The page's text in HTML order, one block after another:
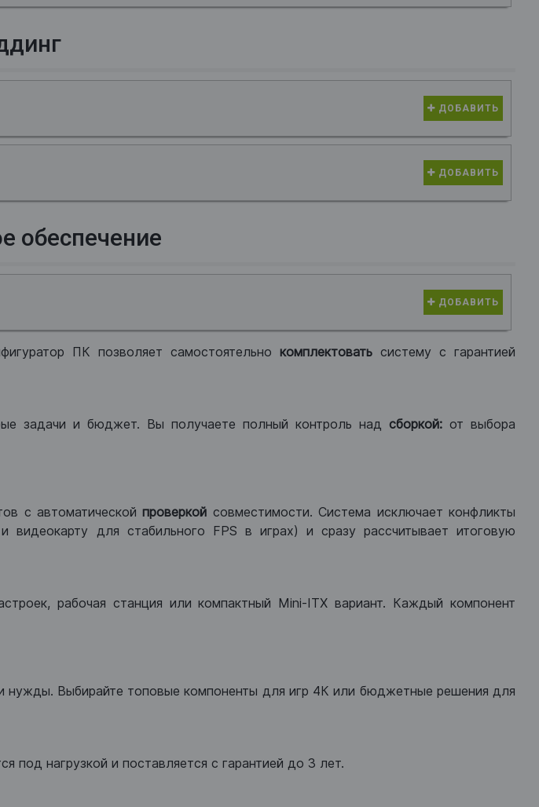
ДОБАВИТЬ
ДОБАВИТЬ
обеспечение
ДОБАВИТЬ
ПК позволяет самостоятельно комплектоватьсистему с гарантией
задачи и бюджет. Вы получаете полный контроль над сборкой: от выбора
с автоматическойпроверкой совместимости. Система исключает конфликты
для стабильного FPS в играх) и сразу рассчитывает итоговую
рабочая станция или компактный Mini-ITX вариант. Каждый компонент
нужды. Выбирайте топовые компоненты для игр 4К или бюджетные решения для
под нагрузкой и поставляется с гарантией до 3 лет.